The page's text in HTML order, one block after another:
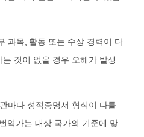
과목, 활동 또는 수상 경력이 다
것이 없을 경우 오해가 발생
마다 성적증명서 형식이 다를
역가는 대상 국가의 기준에 맞